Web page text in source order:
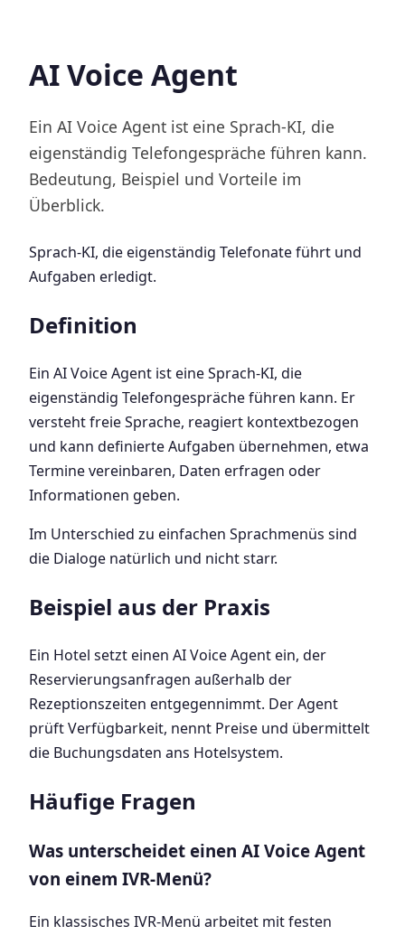
AI Voice Agent
Ein AI Voice Agent ist eine Sprach-KI, die
eigenständig Telefongespräche führen kann.
Bedeutung, Beispiel und Vorteile im
Überblick.
Sprach-KI, die eigenständig Telefonate führt und
Aufgaben erledigt.
Definition
Ein AI Voice Agent ist eine Sprach-KI, die
eigenständig Telefongespräche führen kann. Er
versteht freie Sprache, reagiert kontextbezogen
und kann definierte Aufgaben übernehmen, etwa
Termine vereinbaren, Daten erfragen oder
Informationen geben.
Im Unterschied zu einfachen Sprachmenüs sind
die Dialoge natürlich und nicht starr.
Beispiel aus der Praxis
Ein Hotel setzt einen AI Voice Agent ein, der
Reservierungsanfragen außerhalb der
Rezeptionszeiten entgegennimmt. Der Agent
prüft Verfügbarkeit, nennt Preise und übermittelt
die Buchungsdaten ans Hotelsystem.
Häufige Fragen
Was unterscheidet einen AI Voice Agent
von einem IVR-Menü?
Ein klassisches IVR-Menü arbeitet mit festen